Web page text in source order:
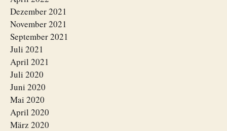
Dezember 2021
November 2021
September 2021
Juli 2021
April 2021
Juli 2020
Juni 2020
Mai 2020
April 2020
März 2020